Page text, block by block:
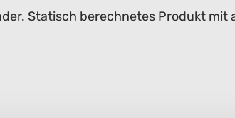
Statisch berechnetes Produkt mit